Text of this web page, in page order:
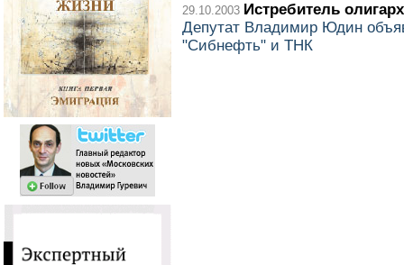
29.10.2003 Истребитель
Депутат Владимир Юдин
"Сибнефть" и ТНК